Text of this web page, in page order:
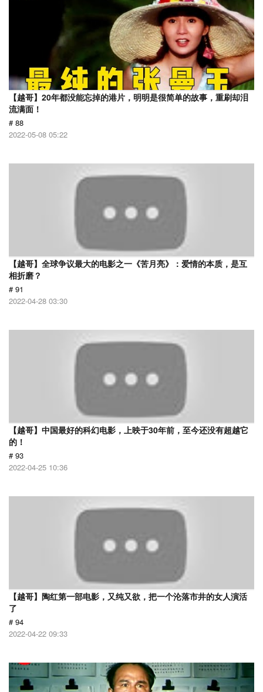
【越哥】20年都没能忘掉的港片，明明是很简单的故事，重刷却泪
流满面！
# 88
2022-05-08 05:22
【越哥】全球争议最大的电影之一《苦月亮》：爱情的本质，是互
相折磨？
# 91
2022-04-28 03:30
【越哥】中国最好的科幻电影，上映于30年前，至今还没有超越它
的！
# 93
2022-04-25 10:36
【越哥】陶红第一部电影，又纯又欲，把一个沦落市井的女人演活
了
# 94
2022-04-22 09:33